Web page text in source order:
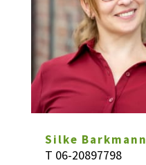
Silke Barkmann
T 06-20897798